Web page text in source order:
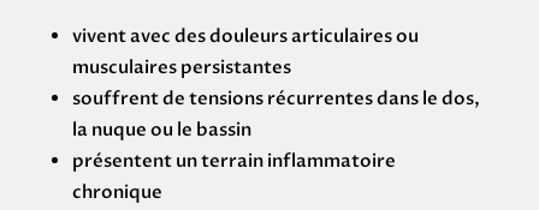
vivent avec des douleurs articulaires ou
musculaires persistantes
souffrent de tensions récurrentes dans le dos,
la nuque ou le bassin
présentent un terrain inflammatoire
chronique